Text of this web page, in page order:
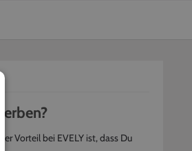
Vorteil bei EVELY ist, dass Du